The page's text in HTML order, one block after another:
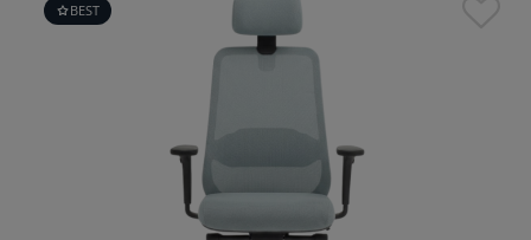
BEST